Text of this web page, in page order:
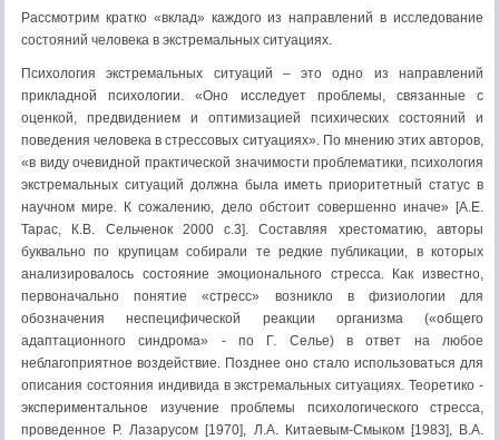
Рассмотрим кратко «вклад» каждого из направлений в исследование
состояний человека в экстремальных ситуациях.
Психология экстремальных ситуаций – это одно из направлений
прикладной психологии. «Оно исследует проблемы, связанные с
оценкой, предвидением и оптимизацией психических состояний и
поведения человека в стрессовых ситуациях». По мнению этих авторов,
«в виду очевидной практической значимости проблематики, психология
экстремальных ситуаций должна была иметь приоритетный статус в
научном мире. К сожалению, дело обстоит совершенно иначе» [А.Е.
Тарас, К.В. Сельченок 2000 с.3]. Составляя хрестоматию, авторы
буквально по крупицам собирали те редкие публикации, в которых
анализировалось состояние эмоционального стресса. Как известно,
первоначально понятие «стресс» возникло в физиологии для
обозначения неспецифической реакции организма («общего
адаптационного синдрома» - по Г. Селье) в ответ на любое
неблагоприятное воздействие. Позднее оно стало использоваться для
описания состояния индивида в экстремальных ситуациях. Теоретико -
экспериментальное изучение проблемы психологического стресса,
проведенное Р. Лазарусом [1970], Л.А. Китаевым-Смыком [1983], В.А.